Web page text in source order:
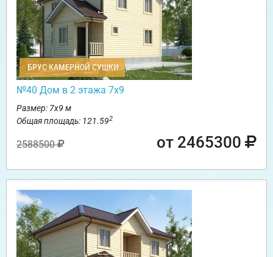
БРУС КАМЕРНОЙ СУШКИ
№40 Дом в 2 этажа 7х9
Размер: 7х9 м
Общая площадь: 121.592
2588500 от 2465300